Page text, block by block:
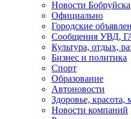
Новости Бобруйска
Официально
Городские
Сообщения УВД,
Культура, отдых,
Бизнес и политика
Спорт
Образование
Автоновости
Здоровье, красота,
Новости компаний